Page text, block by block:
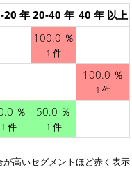
20 年 20-40 年 40 年 以上
100.0 ％
1 件
100.0 ％
1 件
％
1 件
50.0 ％
1 件
高いセグメントほど赤く表示